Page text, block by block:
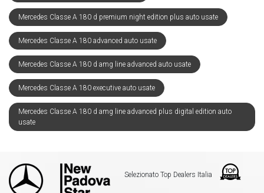
Mercedes Classe A 180 d premium night edition plus auto usate
Mercedes Classe A 180 advanced auto usate
Mercedes Classe A 180 d amg line advanced auto usate
Mercedes Classe A 180 executive auto usate
Mercedes Classe A 180 d amg line advanced plus digital edition auto
usate
Selezionato Top Dealers Italia